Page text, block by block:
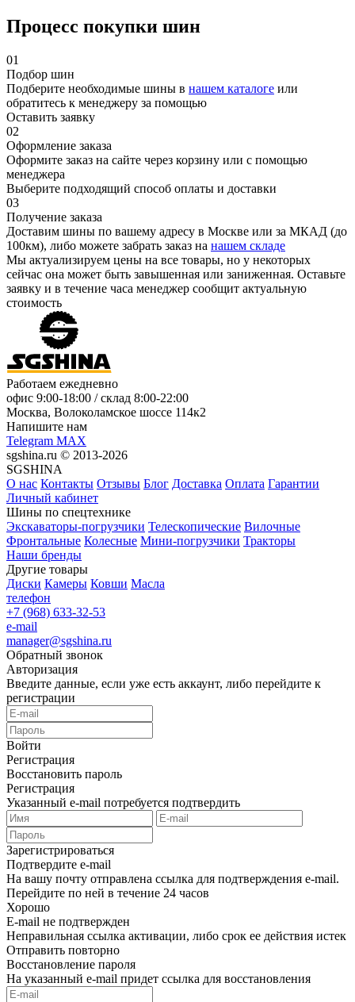
Процесс покупки шин
01
Подбор шин
Подберите необходимые шины в нашем каталоге или
обратитесь к менеджеру за помощью
Оставить заявку
02
Оформление заказа
Оформите заказ на сайте через корзину или с помощью
менеджера
Выберите подходящий способ оплаты и доставки
03
Получение заказа
Доставим шины по вашему адресу в Москве или за МКАД (до
100км), либо можете забрать заказ на нашем складе
Мы актуализируем цены на все товары, но у некоторых
сейчас она может быть завышенная или заниженная. Оставьте
заявку и в течение часа менеджер сообщит актуальную
стоимость
Работаем ежедневно
офис 9:00-18:00 / склад 8:00-22:00
Москва, Волоколамское шоссе 114к2
Напишите нам
Telegram MAX
sgshina.ru © 2013-2026
SGSHINA
О нас Контакты Отзывы Блог Доставка Оплата Гарантии
Личный кабинет
Шины по спецтехнике
Экскаваторы-погрузчики Телескопические Вилочные
Фронтальные Колесные Мини-погрузчики Тракторы
Наши бренды
Другие товары
Диски Камеры Ковши Масла
телефон
+7 (968) 633-32-53
e-mail
manager@sgshina.ru
Обратный звонок
Авторизация
Введите данные, если уже есть аккаунт, либо перейдите к
регистрации
Войти
Регистрация
Восстановить пароль
Регистрация
Указанный e-mail потребуется подтвердить
Зарегистрироваться
Подтвердите e-mail
На вашу почту отправлена ссылка для подтверждения e-mail.
Перейдите по ней в течение 24 часов
Хорошо
E-mail не подтвержден
Неправильная ссылка активации, либо срок ее действия истек
Отправить повторно
Восстановление пароля
На указанный e-mail придет ссылка для восстановления